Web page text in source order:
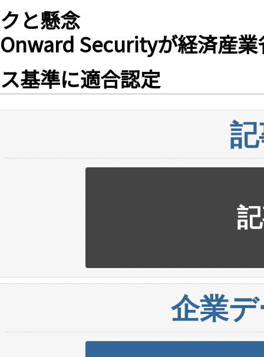
クと懸念
Onward Securityが経済産
ス基準に適合認定
企業